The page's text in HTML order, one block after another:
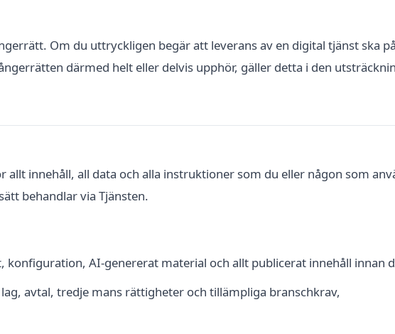
Om du uttryckligen begär att leverans av en digital tjänst ska
därmed helt eller delvis upphör, gäller detta i den
innehåll, all data och alla instruktioner som du eller någon som
behandlar via Tjänsten.
konfiguration, AI-genererat material och allt publicerat innehåll innan
avtal, tredje mans rättigheter och tillämpliga branschkrav,